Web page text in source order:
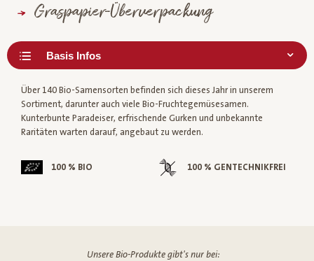
Graspapier-Überverpackung
Über 140 Bio-Samensorten befinden sich dieses Jahr in unserem
Sortiment, darunter auch viele Bio-Fruchtegemüsesamen.
Kunterbunte Paradeiser, erfrischende Gurken und unbekannte
Raritäten warten darauf, angebaut zu werden.
100 % BIO 100 % GENTECHNIKFREI
Unsere Bio-Produkte gibt's nur bei: